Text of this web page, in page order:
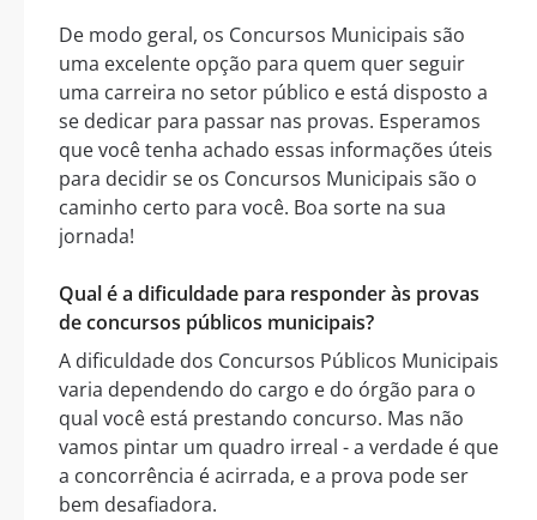
De modo geral, os Concursos Municipais são
uma excelente opção para quem quer seguir
uma carreira no setor público e está disposto a
se dedicar para passar nas provas. Esperamos
que você tenha achado essas informações úteis
para decidir se os Concursos Municipais são o
caminho certo para você. Boa sorte na sua
jornada!
Qual é a dificuldade para responder às provas
de concursos públicos municipais?
A dificuldade dos Concursos Públicos Municipais
varia dependendo do cargo e do órgão para o
qual você está prestando concurso. Mas não
vamos pintar um quadro irreal - a verdade é que
a concorrência é acirrada, e a prova pode ser
bem desafiadora.